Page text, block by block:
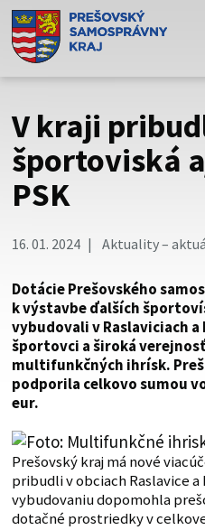
Doména psk.sk je oficiálna
Toto je oficiálna webová
Táto stránka je
Buďte pozorní a vždy sa
cez zabezpečenú webovú
V kraji
športoviská
PSK
16. 01. 2024 Aktuality –
Dotácie Prešovského
k výstavbe ďalších
vybudovali v Raslaviciach a
športovci a široká
multifunkčných ihrísk.
podporila celkovo sumou
eur.
Prešovský kraj má nové
pribudli v obciach Raslavice a
vybudovaniu dopomohla
dotačné prostriedky v